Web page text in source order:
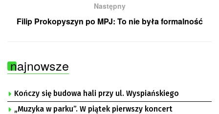
Następny
Filip Prokopyszyn po MPJ: To nie była formalność
najnowsze
Kończy się budowa hali przy ul. Wyspiańskiego
„Muzyka w parku”. W piątek pierwszy koncert